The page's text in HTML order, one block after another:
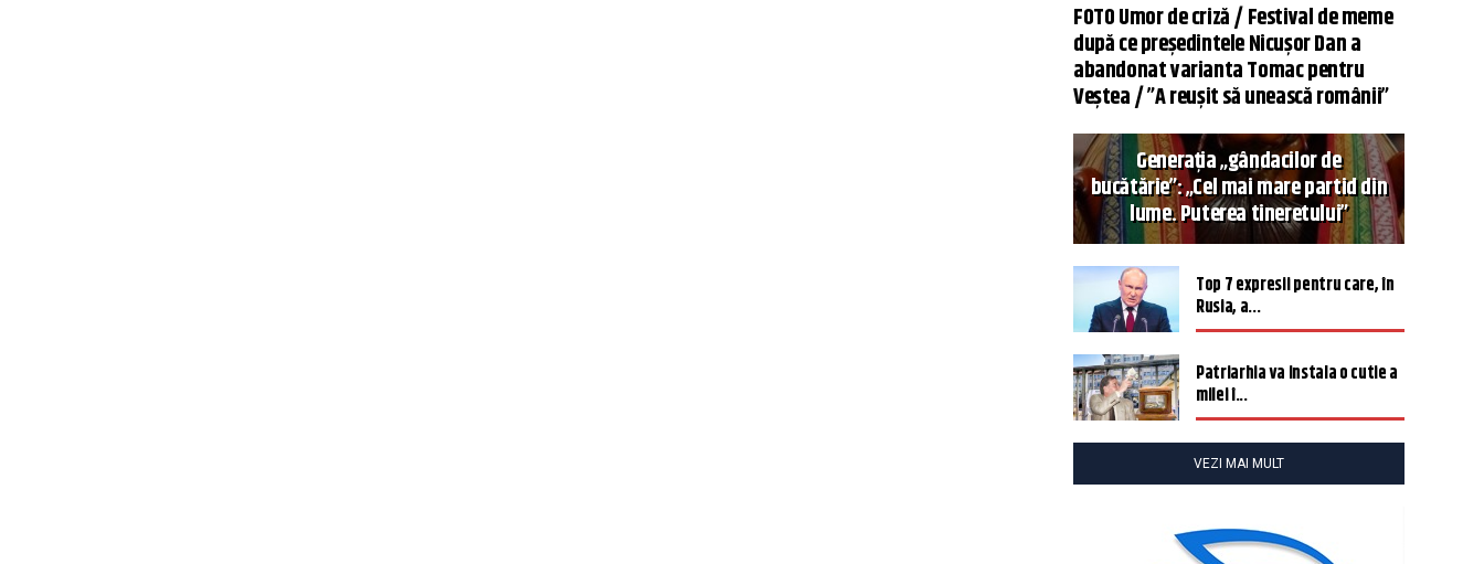
FOTO Umor de criză / Festival de meme
după ce președintele Nicușor Dan a
abandonat varianta Tomac pentru
Veștea / ”A reușit să unească românii”
Generația „gândacilor de
bucătărie”: „Cel mai mare partid din
lume. Puterea tineretului”
Top 7 expresii pentru care, în
Rusia, a...
Patriarhia va instala o cutie a
milei î...
VEZI MAI MULT